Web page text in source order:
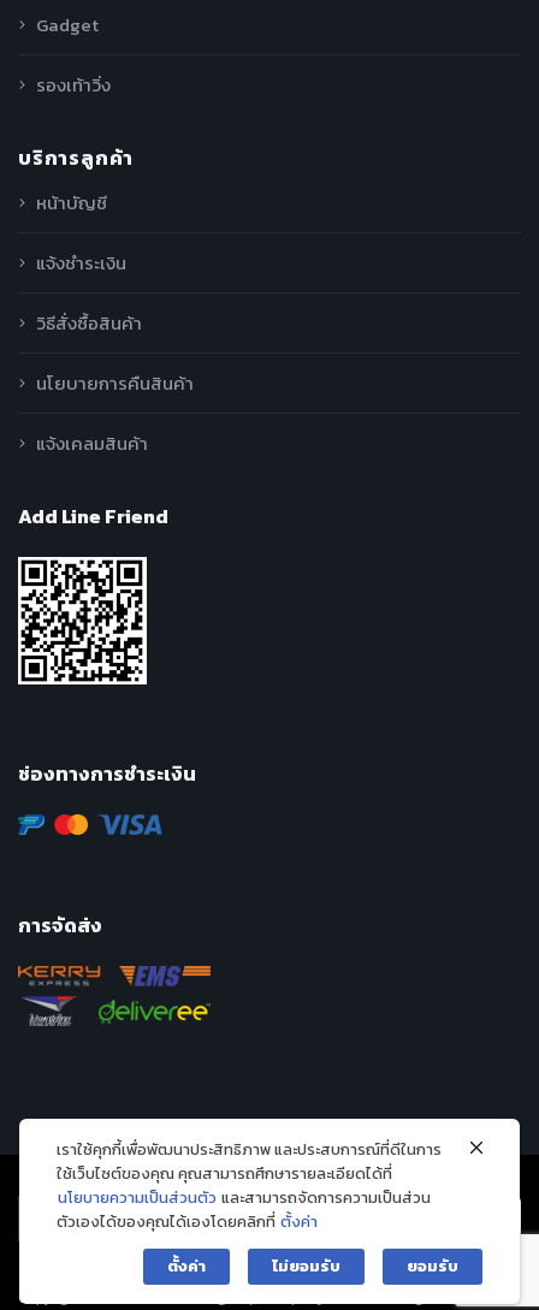
Gadget
รองเท้าวิ่ง
บริการลูกค้า
หน้าบัญชี
แจ้งชำระเงิน
วิธีสั่งซื้อสินค้า
นโยบายการคืนสินค้า
แจ้งเคลมสินค้า
Add Line Friend
ช่องทางการชำระเงิน
การจัดส่ง
Copyright 2026 © Avarin intergroup company limited. All Rights Reserved.
เราใช้คุกกี้เพื่อพัฒนาประสิทธิภาพ และประสบการณ์ที่ดีในการ
ใช้เว็บไซต์ของคุณ คุณสามารถศึกษารายละเอียดได้ที่
นโยบายความเป็นส่วนตัว และสามารถจัดการความเป็นส่วน
ตัวเองได้ของคุณได้เองโดยคลิกที่ ตั้งค่า
ตั้งค่า
ไม่ยอมรับ ยอมรับ